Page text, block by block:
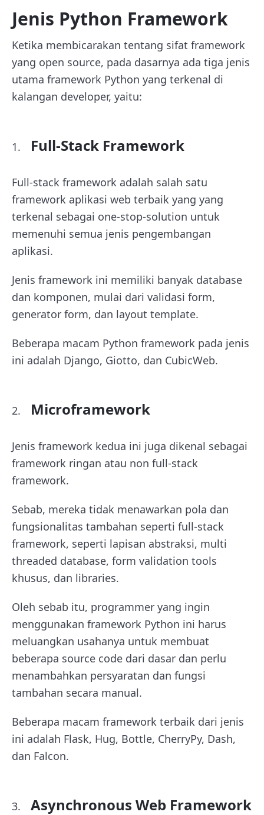
Jenis Python Framework
Ketika membicarakan tentang sifat framework
yang open source, pada dasarnya ada tiga jenis
utama framework Python yang terkenal di
kalangan developer, yaitu:
Full-Stack Framework
Full-stack framework adalah salah satu
framework aplikasi web terbaik yang yang
terkenal sebagai one-stop-solution untuk
memenuhi semua jenis pengembangan
aplikasi.
Jenis framework ini memiliki banyak database
dan komponen, mulai dari validasi form,
generator form, dan layout template.
Beberapa macam Python framework pada jenis
ini adalah Django, Giotto, dan CubicWeb.
Microframework
Jenis framework kedua ini juga dikenal sebagai
framework ringan atau non full-stack
framework.
Sebab, mereka tidak menawarkan pola dan
fungsionalitas tambahan seperti full-stack
framework, seperti lapisan abstraksi, multi
threaded database, form validation tools
khusus, dan libraries.
Oleh sebab itu, programmer yang ingin
menggunakan framework Python ini harus
meluangkan usahanya untuk membuat
beberapa source code dari dasar dan perlu
menambahkan persyaratan dan fungsi
tambahan secara manual.
Beberapa macam framework terbaik dari jenis
ini adalah Flask, Hug, Bottle, CherryPy, Dash,
dan Falcon.
Asynchronous Web Framework